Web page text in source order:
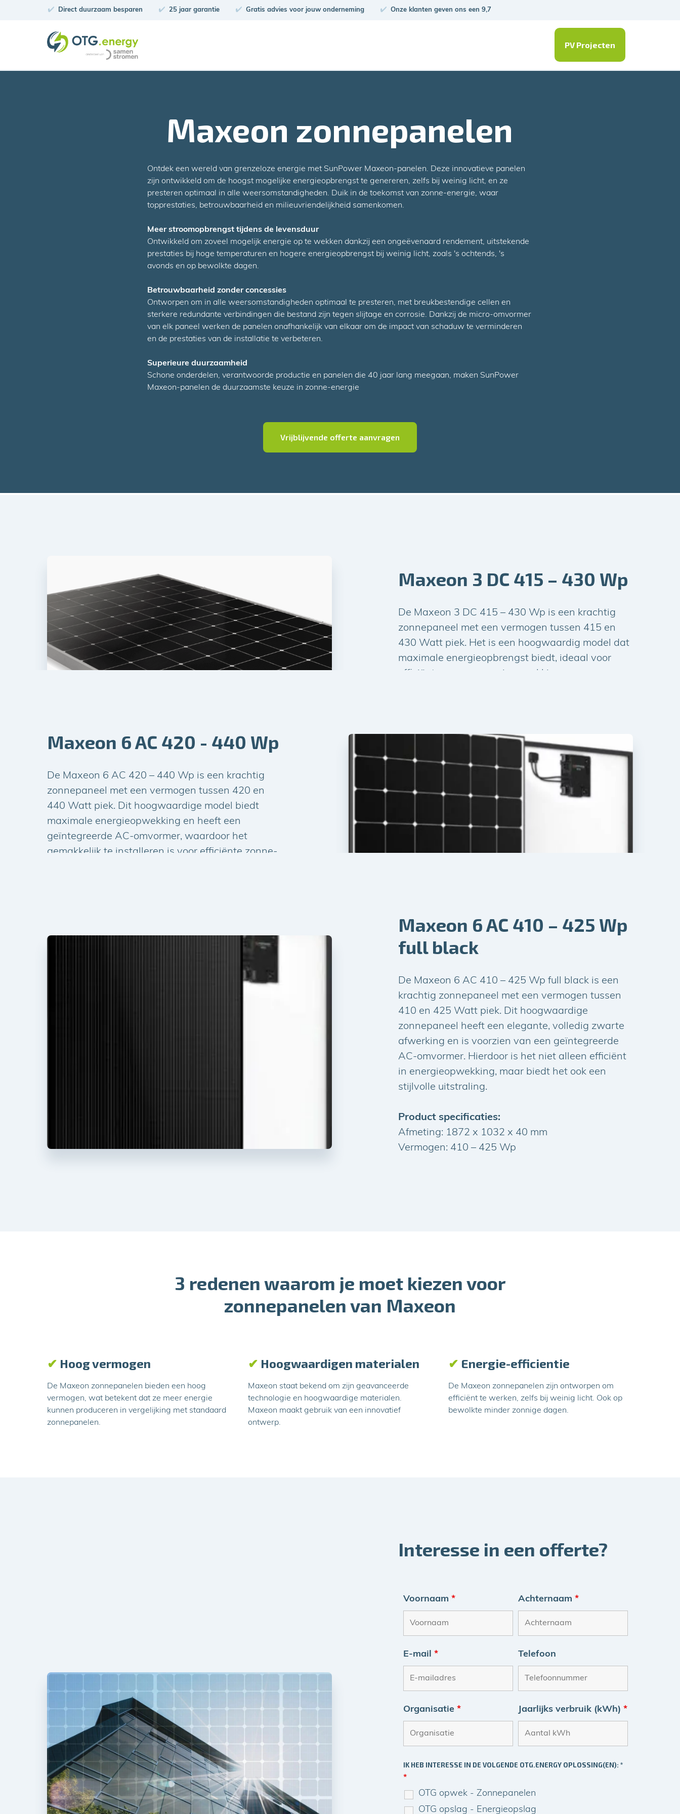
Direct duurzaam besparen 25 jaar garantie Gratis advies voor jouw onderneming Onze klanten geven ons een 9,7
PV Projecten
Maxeon zonnepanelen
Ontdek een wereld van grenzeloze energie met SunPower Maxeon-panelen. Deze innovatieve panelen
zijn ontwikkeld om de hoogst mogelijke energieopbrengst te genereren, zelfs bij weinig licht, en ze
presteren optimaal in alle weersomstandigheden. Duik in de toekomst van zonne-energie, waar
topprestaties, betrouwbaarheid en milieuvriendelijkheid samenkomen.
Meer stroomopbrengst tijdens de levensduur
Ontwikkeld om zoveel mogelijk energie op te wekken dankzij een ongeëvenaard rendement, uitstekende
prestaties bij hoge temperaturen en hogere energieopbrengst bij weinig licht, zoals 's ochtends, 's
avonds en op bewolkte dagen.
Betrouwbaarheid zonder concessies
Ontworpen om in alle weersomstandigheden optimaal te presteren, met breukbestendige cellen en
sterkere redundante verbindingen die bestand zijn tegen slijtage en corrosie. Dankzij de micro-omvormer
van elk paneel werken de panelen onafhankelijk van elkaar om de impact van schaduw te verminderen
en de prestaties van de installatie te verbeteren.
Superieure duurzaamheid
Schone onderdelen, verantwoorde productie en panelen die 40 jaar lang meegaan, maken SunPower
Maxeon-panelen de duurzaamste keuze in zonne-energie
Vrijblijvende offerte aanvragen
Maxeon 3 DC 415 – 430 Wp
De Maxeon 3 DC 415 – 430 Wp is een krachtig
zonnepaneel met een vermogen tussen 415 en
430 Watt piek. Het is een hoogwaardig model dat
maximale energieopbrengst biedt, ideaal voor
Vermogen: 415 – 430 Wp
Maxeon 6 AC 420 - 440 Wp
De Maxeon 6 AC 420 – 440 Wp is een krachtig
zonnepaneel met een vermogen tussen 420 en
440 Watt piek. Dit hoogwaardige model biedt
maximale energieopwekking en heeft een
geïntegreerde AC-omvormer, waardoor het
gemakkelijk te installeren is voor efficiënte zonne-
Maxeon 6 AC 410 – 425 Wp
full black
De Maxeon 6 AC 410 – 425 Wp full black is een
krachtig zonnepaneel met een vermogen tussen
410 en 425 Watt piek. Dit hoogwaardige
zonnepaneel heeft een elegante, volledig zwarte
afwerking en is voorzien van een geïntegreerde
AC-omvormer. Hierdoor is het niet alleen efficiënt
in energieopwekking, maar biedt het ook een
stijlvolle uitstraling.
Product specificaties:
Afmeting: 1872 x 1032 x 40 mm
Vermogen: 410 – 425 Wp
3 redenen waarom je moet kiezen voor
zonnepanelen van Maxeon
✔ Hoog vermogen
De Maxeon zonnepanelen bieden een hoog
vermogen, wat betekent dat ze meer energie
kunnen produceren in vergelijking met standaard
zonnepanelen.
✔ Hoogwaardigen materialen
Maxeon staat bekend om zijn geavanceerde
technologie en hoogwaardige materialen.
Maxeon maakt gebruik van een innovatief
ontwerp.
✔ Energie-efficientie
De Maxeon zonnepanelen zijn ontworpen om
efficiënt te werken, zelfs bij weinig licht. Ook op
bewolkte minder zonnige dagen.
Interesse in een offerte?
Voornaam* Achternaam*
E-mail* Telefoon
Organisatie* Jaarlijks verbruik (kWh)*
IK HEB INTERESSE IN DE VOLGENDE OTG.ENERGY OPLOSSING(EN): *
*
OTG opwek - Zonnepanelen
OTG opslag - Energieopslag